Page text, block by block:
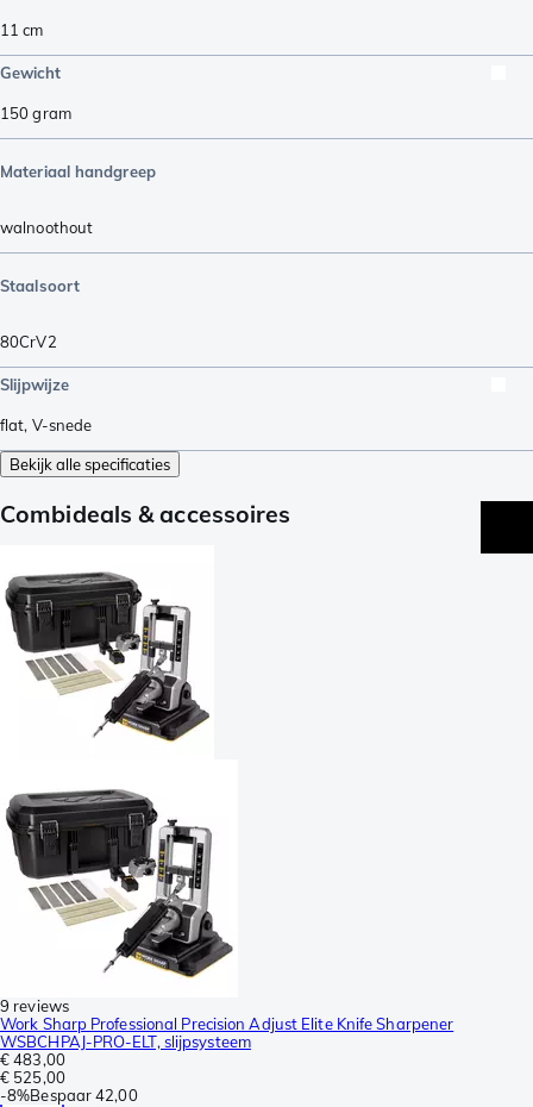
11 cm
Gewicht
150gram
Materiaal handgreep
walnoothout
Staalsoort
80CrV2
Slijpwijze
flat, V-snede
Bekijk alle specificaties
Combideals & accessoires
9 reviews
Work Sharp Professional Precision Adjust Elite Knife Sharpener
WSBCHPAJ-PRO-ELT, slijpsysteem
€ 483,00
€ 525,00
-8%Bespaar42,00